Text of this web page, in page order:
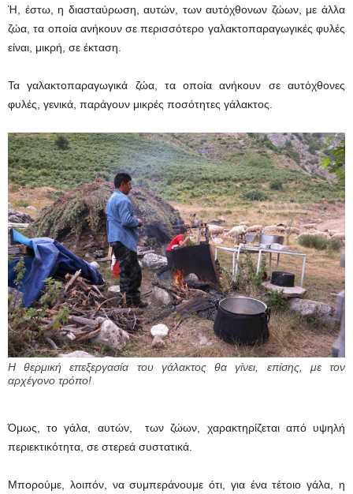
Ή, έστω, η διασταύρωση, αυτών, των αυτόχθονων ζώων, με άλλα
ζώα, τα οποία ανήκουν σε περισσότερο γαλακτοπαραγωγικές φυλές
είναι, μικρή, σε έκταση.
Τα γαλακτοπαραγωγικά ζώα, τα οποία ανήκουν σε αυτόχθονες
φυλές, γενικά, παράγουν μικρές ποσότητες γάλακτος.
Η θερμική επεξεργασία του γάλακτος θα γίνει, επίσης, με τον
αρχέγονο τρόπο!
Όμως, το γάλα, αυτών, των ζώων, χαρακτηρίζεται από υψηλή
περιεκτικότητα, σε στερεά συστατικά.
Μπορούμε, λοιπόν, να συμπεράνουμε ότι, για ένα τέτοιο γάλα, η